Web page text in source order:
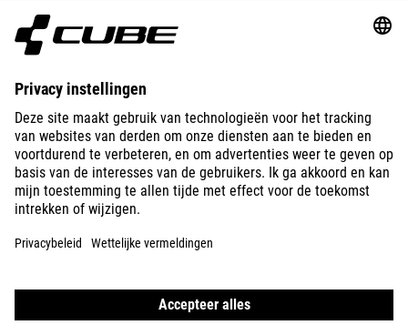
BIKES
E-BIKES
KIDS
GEAR
EQUIPMENT